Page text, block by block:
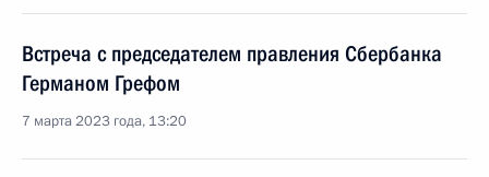
Встреча с председателем правления Сбербанка
Германом Грефом
7 марта 2023 года, 13:20